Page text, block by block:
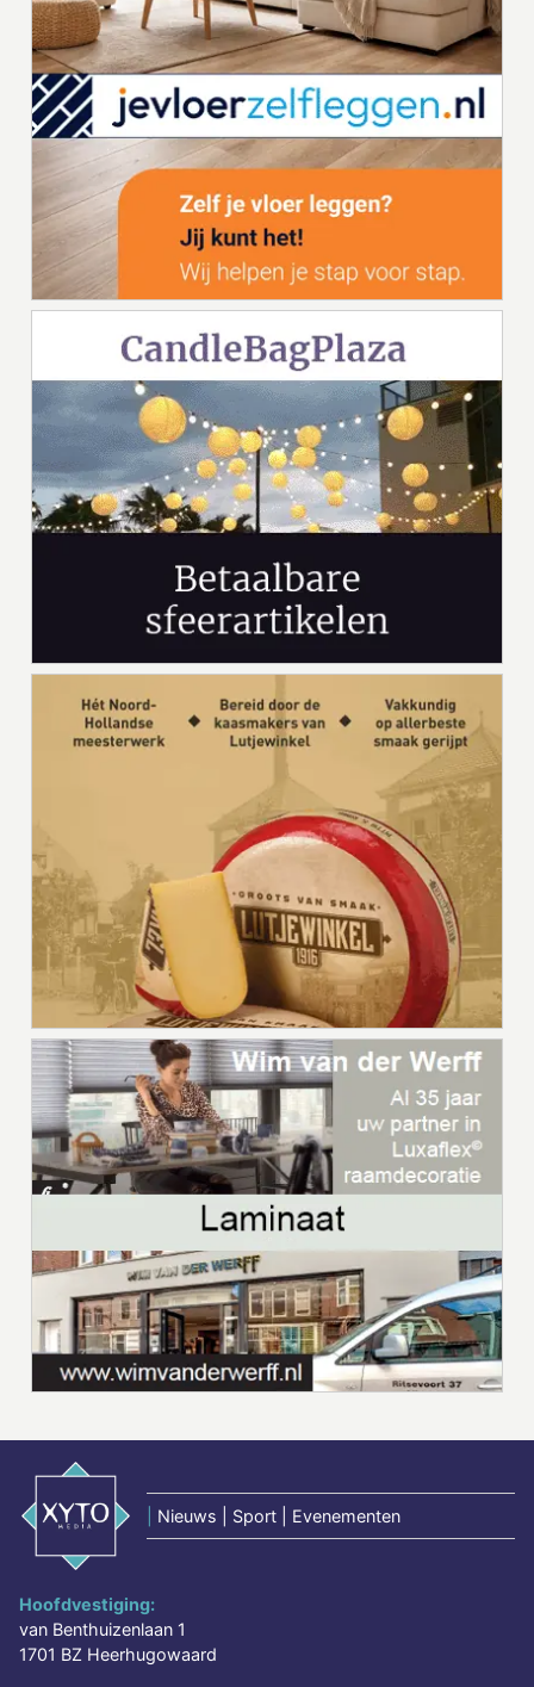
Nieuws | Sport | Evenementen
Hoofdvestiging:
van Benthuizenlaan 1
1701 BZ Heerhugowaard